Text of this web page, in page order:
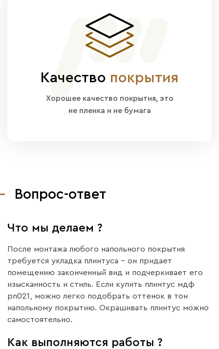
Качество покрытия
Хорошее качество покрытия, это
не пленка и не бумага
Вопрос-ответ
Что мы делаем ?
После монтажа любого напольного покрытия
требуется укладка плинтуса – он придает
помещению законченный вид и подчеркивает его
изысканность и стиль. Если купить плинтус мдф
pn021, можно легко подобрать оттенок в тон
напольному покрытию. Окрашивать плинтус можно
самостоятельно.
Как выполняются работы ?